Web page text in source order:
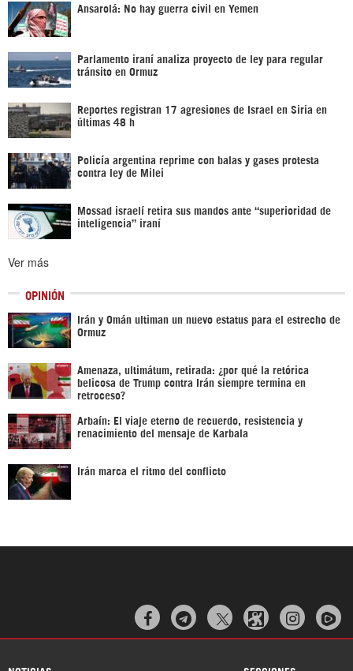
Ansarolá: No hay guerra civil en Yemen
Parlamento iraní analiza proyecto de ley para regular
tránsito en Ormuz
Reportes registran 17 agresiones de Israel en Siria en
últimas 48 h
Policía argentina reprime con balas y gases protesta
contra ley de Milei
Mossad israelí retira sus mandos ante “superioridad de
inteligencia” iraní
Ver más
OPINIÓN
Irán y Omán ultiman un nuevo estatus para el estrecho de
Ormuz
Amenaza, ultimátum, retirada: ¿por qué la retórica
belicosa de Trump contra Irán siempre termina en
retroceso?
Arbaín: El viaje eterno de recuerdo, resistencia y
renacimiento del mensaje de Karbala
Irán marca el ritmo del conflicto
  